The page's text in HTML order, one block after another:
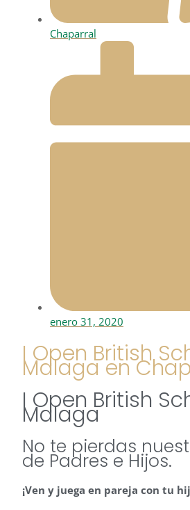
Chaparral
enero 31, 2020
I Open British
Malaga en
I Open British
Malaga
No te pierdas
de Padres e Hijos.
¡Ven y juega en pareja con tu